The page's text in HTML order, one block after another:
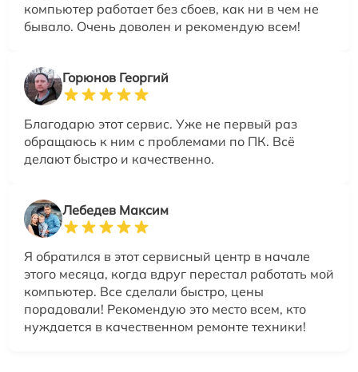
компьютер работает без сбоев, как ни в чем не
бывало. Очень доволен и рекомендую всем!
Горюнов Георгий
Благодарю этот сервис. Уже не первый раз
обращаюсь к ним с проблемами по ПК. Всё
делают быстро и качественно.
Лебедев Максим
Я обратился в этот сервисный центр в начале
этого месяца, когда вдруг перестал работать мой
компьютер. Все сделали быстро, цены
порадовали! Рекомендую это место всем, кто
нуждается в качественном ремонте техники!